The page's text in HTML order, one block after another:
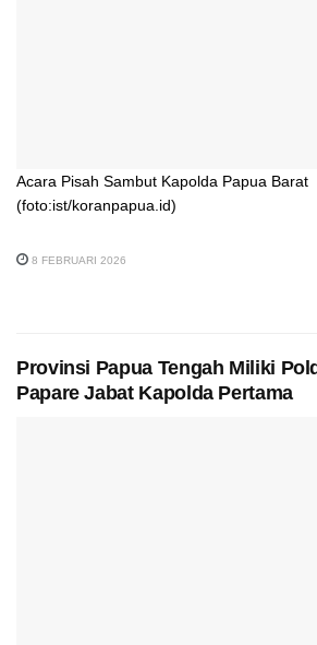
Acara Pisah Sambut Kapolda Papua Barat
(foto:ist/koranpapua.id)
8 FEBRUARI 2026
Provinsi Papua Tengah Miliki
Papare Jabat Kapolda Pertama